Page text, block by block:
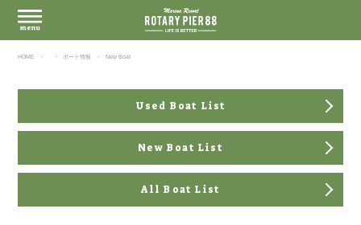
HOME ボート情報 New Boat
Used Boat List
New Boat List
All Boat List